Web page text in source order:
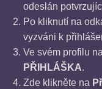
odeslán
Po kliknutí na
vyzváni k
Ve svém profilu
PŘIHLÁŠKA.
Zde klikněte na